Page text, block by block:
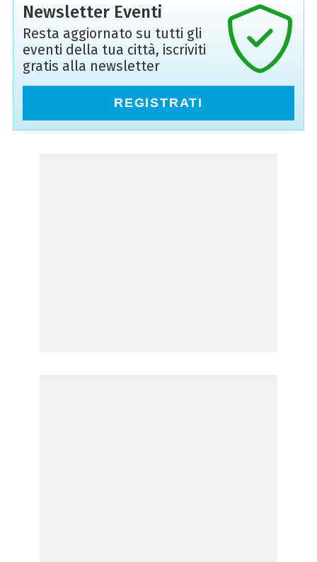
Newsletter Eventi
Resta aggiornato su tutti gli
eventi della tua città, iscriviti
gratis alla newsletter
REGISTRATI